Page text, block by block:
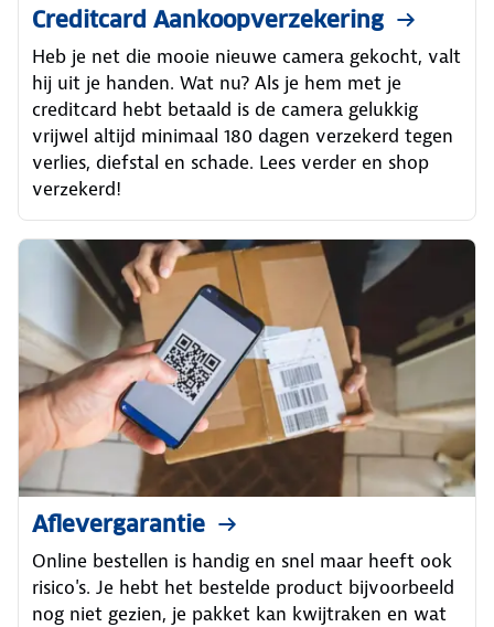
Creditcard Aankoopverzekering
Heb je net die mooie nieuwe camera gekocht, valt
hij uit je handen. Wat nu? Als je hem met je
creditcard hebt betaald is de camera gelukkig
vrijwel altijd minimaal 180 dagen verzekerd tegen
verlies, diefstal en schade. Lees verder en shop
verzekerd!
Aflevergarantie
Online bestellen is handig en snel maar heeft ook
risico's. Je hebt het bestelde product bijvoorbeeld
nog niet gezien, je pakket kan kwijtraken en wat